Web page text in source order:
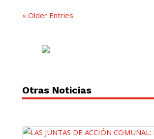
« Older Entries
Otras Noticias